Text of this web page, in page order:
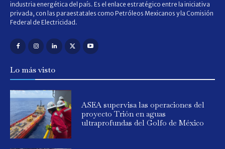
industria energética del país. Es el enlace estratégico entre la iniciativa
privada, con las paraestatales como Petróleos Mexicanos y la Comisión
Federal de Electricidad.
Lo más visto
ASEA supervisa las operaciones del
proyecto Trión en aguas
ultraprofundas del Golfo de México